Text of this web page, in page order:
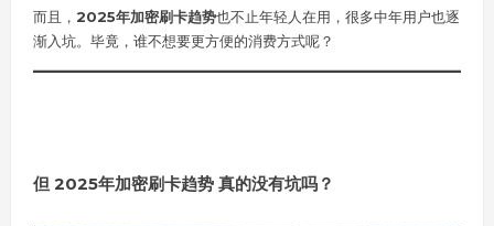
而且， 2025年加密刷卡趋势也不止年轻人在用，很多中年用户也逐
渐入坑。毕竟，谁不想要更方便的消费方式呢？
但 2025年加密刷卡趋势 真的没有坑吗？